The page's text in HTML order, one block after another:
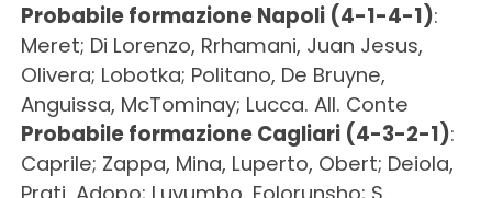
Probabile formazione Napoli (4-1-4-1):
Meret; Di Lorenzo, Rrhamani, Juan Jesus,
Olivera; Lobotka; Politano, De Bruyne,
Anguissa, McTominay; Lucca. All. Conte
Probabile formazione Cagliari (4-3-2-1):
Caprile; Zappa, Mina, Luperto, Obert; Deiola,